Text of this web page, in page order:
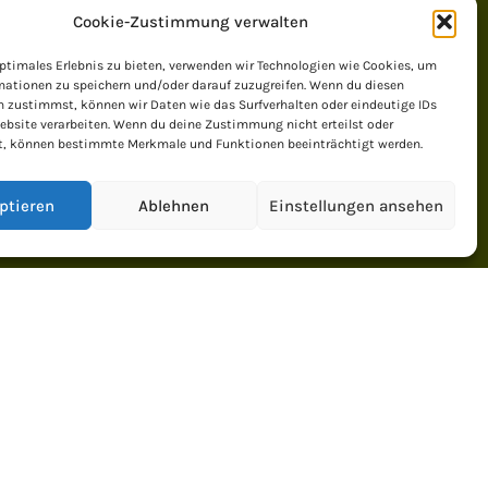
Cookie-Zustimmung verwalten
Erlebnis zu bieten, verwenden wir Technologien wie Cookies, um
zu speichern und/oder darauf zuzugreifen. Wenn du diesen
zustimmst, können wir Daten wie das Surfverhalten oder eindeutige IDs
verarbeiten. Wenn du deine Zustimmung nicht erteilst oder
können bestimmte Merkmale und Funktionen beeinträchtigt werden.
Ablehnen Einstellungen ansehen
Dass sich die Menschen
mobiles Arbeiten gewöhnen,
Gemeinden. «Das Leben
Alternative», sagte am
Instituts für Bevölkerung
eine Chance, Menschen